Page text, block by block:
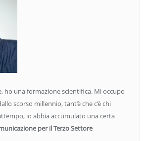
ho una formazione scientifica. Mi occupo
scorso millennio, tant’è che c’è chi
io abbia accumulato una certa
per il Terzo Settore